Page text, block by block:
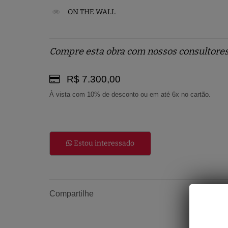
ON THE WALL
Compre esta obra com nossos
R$ 7.300,00
À vista com 10% de desconto ou em até 6x no cartão.
Estou interessado
Compartilhe